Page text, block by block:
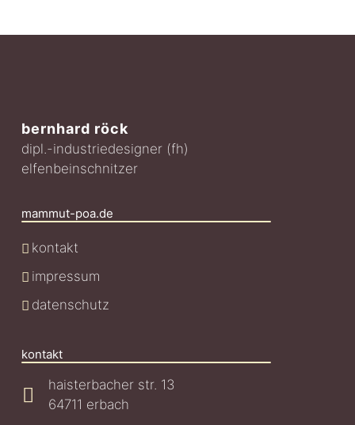
bernhard röck
dipl.-industriedesigner (fh)
elfenbeinschnitzer
mammut-poa.de
kontakt
impressum
datenschutz
kontakt
haisterbacher str. 13
64711 erbach